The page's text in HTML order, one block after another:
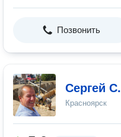
Позвонить
Сергей С.
Красноярск